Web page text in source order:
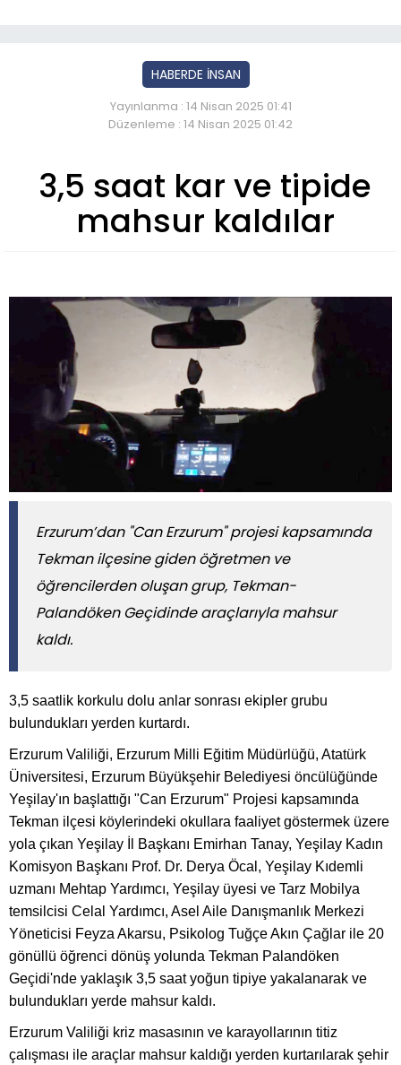
HABERDE İNSAN
Yayınlanma : 14 Nisan 2025 01:41
Düzenleme : 14 Nisan 2025 01:42
3,5 saat kar ve tipide
mahsur kaldılar
Erzurum’dan "Can Erzurum" projesi kapsamında
Tekman ilçesine giden öğretmen ve
öğrencilerden oluşan grup, Tekman-
Palandöken Geçidinde araçlarıyla mahsur
kaldı.
3,5 saatlik korkulu dolu anlar sonrası ekipler grubu
bulundukları yerden kurtardı.
Erzurum Valiliği, Erzurum Milli Eğitim Müdürlüğü, Atatürk
Üniversitesi, Erzurum Büyükşehir Belediyesi öncülüğünde
Yeşilay'ın başlattığı "Can Erzurum" Projesi kapsamında
Tekman ilçesi köylerindeki okullara faaliyet göstermek üzere
yola çıkan Yeşilay İl Başkanı Emirhan Tanay, Yeşilay Kadın
Komisyon Başkanı Prof. Dr. Derya Öcal, Yeşilay Kıdemli
uzmanı Mehtap Yardımcı, Yeşilay üyesi ve Tarz Mobilya
temsilcisi Celal Yardımcı, Asel Aile Danışmanlık Merkezi
Yöneticisi Feyza Akarsu, Psikolog Tuğçe Akın Çağlar ile 20
gönüllü öğrenci dönüş yolunda Tekman Palandöken
Geçidi'nde yaklaşık 3,5 saat yoğun tipiye yakalanarak ve
bulundukları yerde mahsur kaldı.
Erzurum Valiliği kriz masasının ve karayollarının titiz
çalışması ile araçlar mahsur kaldığı yerden kurtarılarak şehir